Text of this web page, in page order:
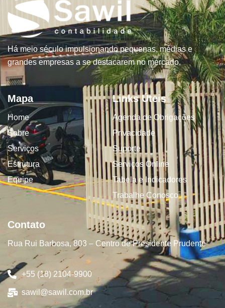
Há meio século impulsionando pequenas, médias e
grandes empresas a se destacarem no mercado.
Mapa
Home
Sobre
Serviços
Estrutura
Equipe
Links Úteis
Agenda de Obrigações
Privacidade
Suporte
Serviços Online
Tabela e Indicadores
Trabalhe Conosco
Contato
Rua Rui Barbosa, 803 – Centro de Presidente Prudente
+55 (18) 2104-9900
sawil@sawil.com.br